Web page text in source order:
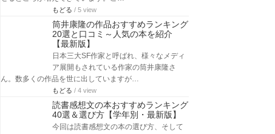
もどる / 5 view
筒井康隆の作品おすすめランキング
20選と口コミ～人気の本を紹介
【最新版】
日本三大SF作家と呼ばれ、様々なメディ
ア展開もされている作家の筒井康隆さ
ん。数多くの作品を世に出していますが…
もどる / 4 view
読書感想文の本おすすめランキング
40選＆選び方【学年別・最新版】
今回は読書感想文の本の選び方、そして